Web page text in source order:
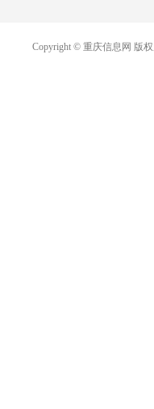
Copyright © 重庆信息网 版